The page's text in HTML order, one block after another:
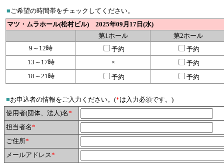
■ご希望の時間帯をチェックしてください。
マツ・ムラホール(松村ビル) 2025年09月17日(水)
第1ホール
第2ホール
9～12時
予約
予約
13～17時
×
予約
18～21時
予約 予約
■お申込者の情報をご入力ください。(*は入力必須です。)
使用者(団体、法人)名*
担当者名*
ご住所*
メールアドレス*